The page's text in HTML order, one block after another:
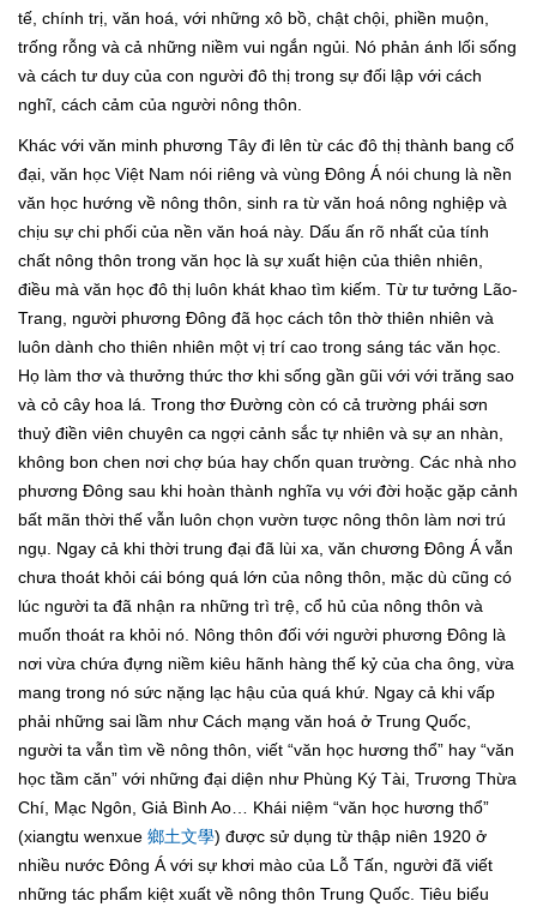
tế, chính trị, văn hoá, với những xô bồ, chật chội, phiền muộn,
trống rỗng và cả những niềm vui ngắn ngủi. Nó phản ánh lối sống
và cách tư duy của con người đô thị trong sự đối lập với cách
nghĩ, cách cảm của người nông thôn.
Khác với văn minh phương Tây đi lên từ các đô thị thành bang cổ
đại, văn học Việt Nam nói riêng và vùng Đông Á nói chung là nền
văn học hướng về nông thôn, sinh ra từ văn hoá nông nghiệp và
chịu sự chi phối của nền văn hoá này. Dấu ấn rõ nhất của tính
chất nông thôn trong văn học là sự xuất hiện của thiên nhiên,
điều mà văn học đô thị luôn khát khao tìm kiếm. Từ tư tưởng Lão-
Trang, người phương Đông đã học cách tôn thờ thiên nhiên và
luôn dành cho thiên nhiên một vị trí cao trong sáng tác văn học.
Họ làm thơ và thưởng thức thơ khi sống gần gũi với với trăng sao
và cỏ cây hoa lá. Trong thơ Đường còn có cả trường phái sơn
thuỷ điền viên chuyên ca ngợi cảnh sắc tự nhiên và sự an nhàn,
không bon chen nơi chợ búa hay chốn quan trường. Các nhà nho
phương Đông sau khi hoàn thành nghĩa vụ với đời hoặc gặp cảnh
bất mãn thời thế vẫn luôn chọn vườn tược nông thôn làm nơi trú
ngụ. Ngay cả khi thời trung đại đã lùi xa, văn chương Đông Á vẫn
chưa thoát khỏi cái bóng quá lớn của nông thôn, mặc dù cũng có
lúc người ta đã nhận ra những trì trệ, cổ hủ của nông thôn và
muốn thoát ra khỏi nó. Nông thôn đối với người phương Đông là
nơi vừa chứa đựng niềm kiêu hãnh hàng thế kỷ của cha ông, vừa
mang trong nó sức nặng lạc hậu của quá khứ. Ngay cả khi vấp
phải những sai lầm như Cách mạng văn hoá ở Trung Quốc,
người ta vẫn tìm về nông thôn, viết “văn học hương thổ” hay “văn
học tầm căn” với những đại diện như Phùng Ký Tài, Trương Thừa
Chí, Mạc Ngôn, Giả Bình Ao… Khái niệm “văn học hương thổ”
(xiangtu wenxue 鄉土文學) được sử dụng từ thập niên 1920 ở
nhiều nước Đông Á với sự khơi mào của Lỗ Tấn, người đã viết
những tác phẩm kiệt xuất về nông thôn Trung Quốc. Tiêu biểu